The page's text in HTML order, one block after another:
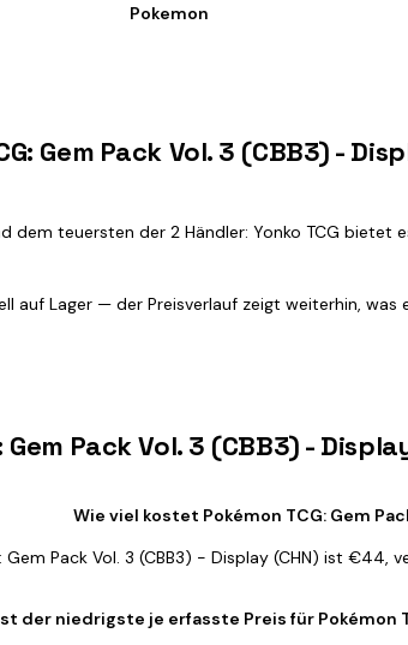
Pokemon
Gem Pack Vol. 3 (CBB3) -
dem teuersten der 2 Händler: Yonko TCG
auf Lager — der Preisverlauf zeigt weiterhin, was
Pack Vol. 3 (CBB3) -
Wie viel kostet Pokémon TCG: Gem
Pack Vol. 3 (CBB3) - Display (CHN) ist
der niedrigste je erfasste Preis für Pokémon